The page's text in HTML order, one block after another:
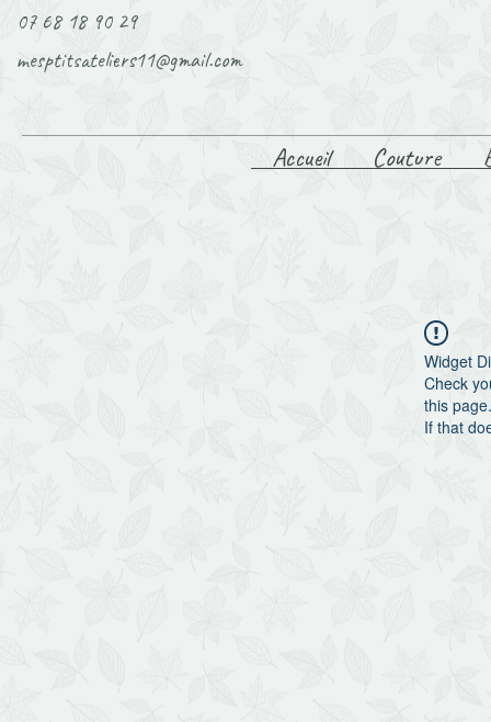
07 68 18 90 29
mesptitsateliers11@gmail.com
Accueil Couture
Widget
Check
this page.
If that